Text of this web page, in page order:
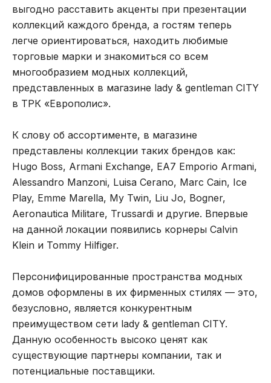
выгодно расставить акценты при презентации
коллекций каждого бренда, а гостям теперь
легче ориентироваться, находить любимые
торговые марки и знакомиться со всем
многообразием модных коллекций,
представленных в магазине lady & gentleman CITY
в ТРК «Европолис».
К слову об ассортименте, в магазине
представлены коллекции таких брендов как:
Hugo Boss, Armani Exchange, EA7 Emporio Armani,
Alessandro Manzoni, Luisa Cerano, Marc Cain, Ice
Play, Emme Marella, My Twin, Liu Jo, Bogner,
Aeronautica Militare, Trussardi и другие. Впервые
на данной локации появились корнеры Сalvin
Klein и Tommy Hilfiger.
Персонифицированные пространства модных
домов оформлены в их фирменных стилях — это,
безусловно, является конкурентным
преимуществом сети lady & gentleman CITY.
Данную особенность высоко ценят как
существующие партнеры компании, так и
потенциальные поставщики.